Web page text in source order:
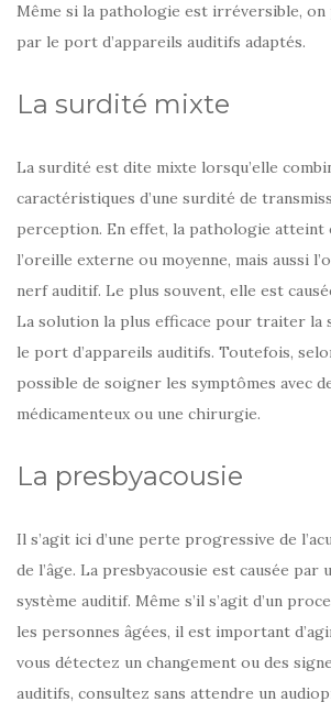
Même si la pathologie est irréversible,
par le port d’appareils auditifs adaptés.
La surdité mixte
La surdité est dite mixte lorsqu’elle
caractéristiques d’une surdité de
perception. En effet, la pathologie atteint
l’oreille externe ou moyenne, mais aussi
nerf auditif. Le plus souvent, elle est
La solution la plus efficace pour traiter la
le port d’appareils auditifs. Toutefois,
possible de soigner les symptômes avec
médicamenteux ou une chirurgie.
La presbyacousie
Il s’agit ici d’une perte progressive de
de l’âge. La presbyacousie est causée par
système auditif. Même s’il s’agit d’un
les personnes âgées, il est important
vous détectez un changement ou des
auditifs, consultez sans attendre un